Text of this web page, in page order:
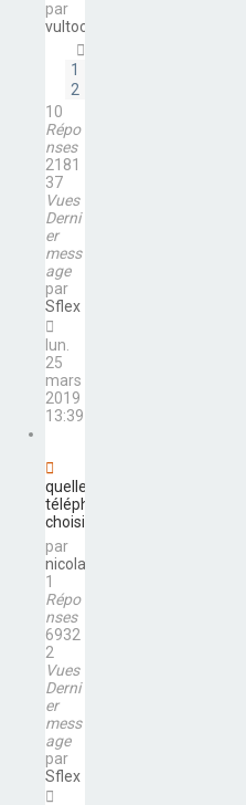
par
vultocripoc
1
2
10
Répo
nses
2181
37
Vues
Derni
er
mess
age
par
Sflex
lun.
25
mars
2019
13:39
quelle
téléphone
choisir ?
par
nicolas50
1
Répo
nses
6932
2
Vues
Derni
er
mess
age
par
Sflex